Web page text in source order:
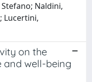
Stefano; Naldini,
Lucertini,
on the
and well-being